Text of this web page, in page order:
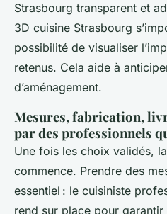
Strasbourg transparent et
3D cuisine Strasbourg
possibilité de visualiser
retenus. Cela aide à
d’aménagement.
Mesures, fabrication,
par des professionnels
Une fois les choix validés,
commence. Prendre des
essentiel : le cuisiniste
rend sur place pour